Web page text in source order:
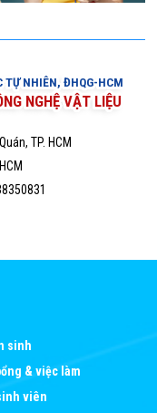
TỰ NHIÊN, ĐHQG-HCM
NGHỆ VẬT LIỆU
TP. HCM
sinh
& việc làm
viên